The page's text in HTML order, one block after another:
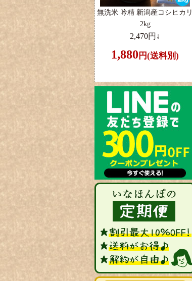
無洗米 吟精 新潟産コシヒカリ
2kg
2,470円↓
1,880 円(送料別)